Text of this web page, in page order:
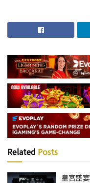
Related Posts
皇宮盛宴